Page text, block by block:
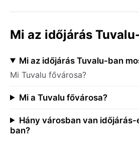
Mi az időjárás
Mi az időjárás Tuvalu-ban
Mi Tuvalu fővárosa?
Mi a Tuvalu fővárosa?
Hány városban van
ban?